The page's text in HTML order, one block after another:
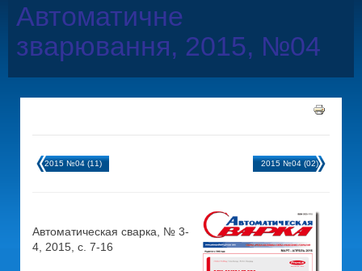
Автоматичне
зварювання, 2015, №04
2015 №04 (11) 2015 №04 (02)
Автоматическая сварка, № 3-
4, 2015, с. 7-16